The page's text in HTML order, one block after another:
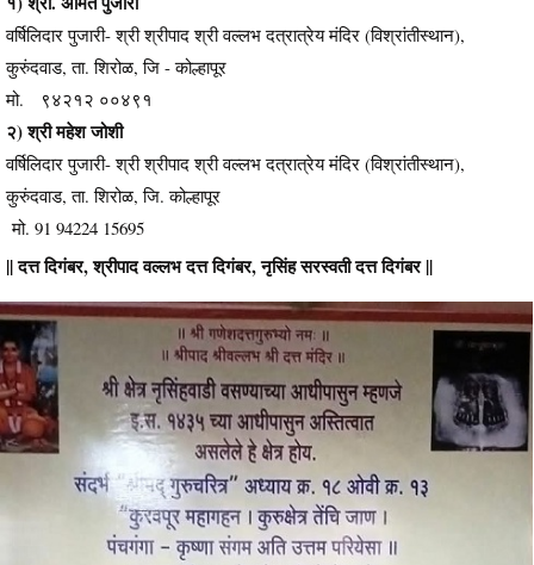
वर्षिलिदार पुजारी- श्री श्रीपाद श्री वल्लभ दत्रात्रेय मंदिर (विश्रांतीस्थान),
कुरुंदवाड, ता. शिरोळ, जि - कोल्हापूर
मो. ९४२१२ ००४९१
२) श्री महेश जोशी
वर्षिलिदार पुजारी- श्री श्रीपाद श्री वल्लभ दत्रात्रेय मंदिर (विश्रांतीस्थान),
कुरुंदवाड, ता. शिरोळ, जि. कोल्हापूर
मो. 91 94224 15695
|| दत्त दिगंबर, श्रीपाद वल्लभ दत्त दिगंबर, नृसिंह सरस्वती दत्त दिगंबर ||